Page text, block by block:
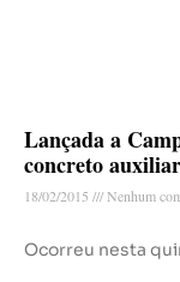
Lançada a
concreto
18/02/2015 Nenhum
Ocorreu nesta